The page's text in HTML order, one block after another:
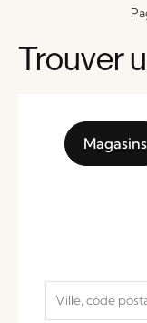
Trouver
Magasins